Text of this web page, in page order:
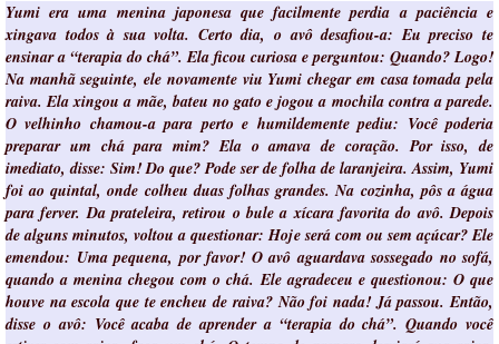
Yumi era uma menina japonesa que facilmente perdia a paciência e
xingava todos à sua volta. Certo dia, o avô desafiou-a: Eu preciso te
ensinar a “terapia do chá”. Ela ficou curiosa e perguntou: Quando? Logo!
Na manhã seguinte, ele novamente viu Yumi chegar em casa tomada pela
raiva. Ela xingou a mãe, bateu no gato e jogou a mochila contra a parede.
O velhinho chamou-a para perto e humildemente pediu: Você poderia
preparar um chá para mim? Ela o amava de coração. Por isso, de
imediato, disse: Sim! Do que? Pode ser de folha de laranjeira. Assim, Yumi
foi ao quintal, onde colheu duas folhas grandes. Na cozinha, pôs a água
para ferver. Da prateleira, retirou o bule a xícara favorita do avô. Depois
de alguns minutos, voltou a questionar: Hoje será com ou sem açúcar? Ele
emendou: Uma pequena, por favor! O avô aguardava sossegado no sofá,
quando a menina chegou com o chá. Ele agradeceu e questionou: O que
houve na escola que te encheu de raiva? Não foi nada! Já passou. Então,
disse o avô: Você acaba de aprender a “terapia do chá”. Quando você